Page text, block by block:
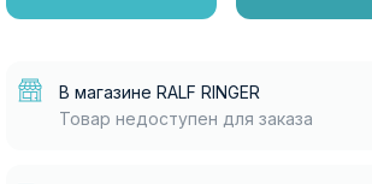
В магазине RALF RINGER
Товар недоступен для заказа